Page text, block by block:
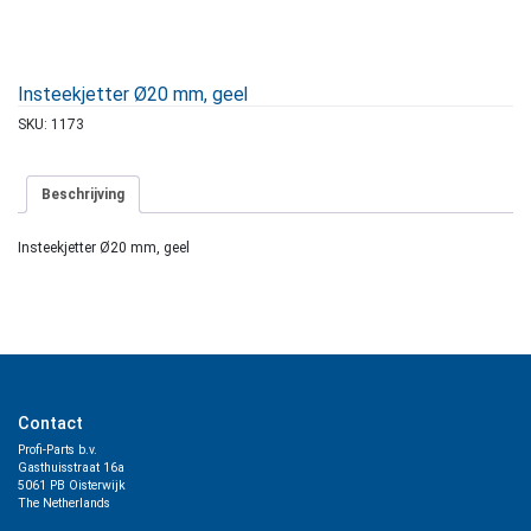
Insteekjetter Ø20 mm, geel
SKU: 1173
Beschrijving
Insteekjetter Ø20 mm, geel
Contact
Profi-Parts b.v.
Gasthuisstraat 16a
5061 PB Oisterwijk
The Netherlands